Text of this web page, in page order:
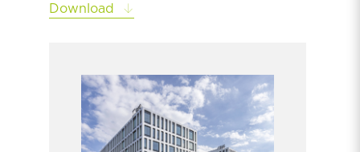
Download